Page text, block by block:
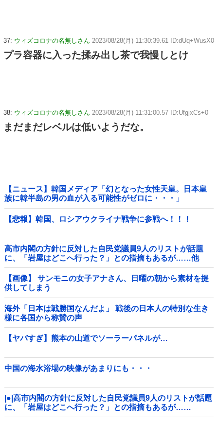
37: ウィズコロナの名無しさん 2023/08/28(月) 11:30:39.61 ID:dUq+WusX0
プラ容器に入った揉み出し茶で我慢しとけ
38: ウィズコロナの名無しさん 2023/08/28(月) 11:31:00.57 ID:UfgjxCs+0
まだまだレベルは低いようだな。
【ニュース】韓国メディア「幻となった女性天皇。日本皇
族に韓半島の男の血が入る可能性がゼロに・・・」
【悲報】韓国、ロシアウクライナ戦争に参戦へ！！！
高市内閣の方針に反対した自民党議員9人のリストが話題
に、「岩屋はどこへ行った？」との指摘もあるが……他
【画像】 サンモニの女子アナさん、日曜の朝から素材を提
供してしまう
海外「日本は戦勝国なんだよ」 戦後の日本人の特別な生き
様に各国から称賛の声
【ヤバすぎ】熊本の山道でソーラーパネルが…
中国の海水浴場の映像があまりにも・・・
|●|高市内閣の方針に反対した自民党議員9人のリストが話題
に、「岩屋はどこへ行った？」との指摘もあるが……